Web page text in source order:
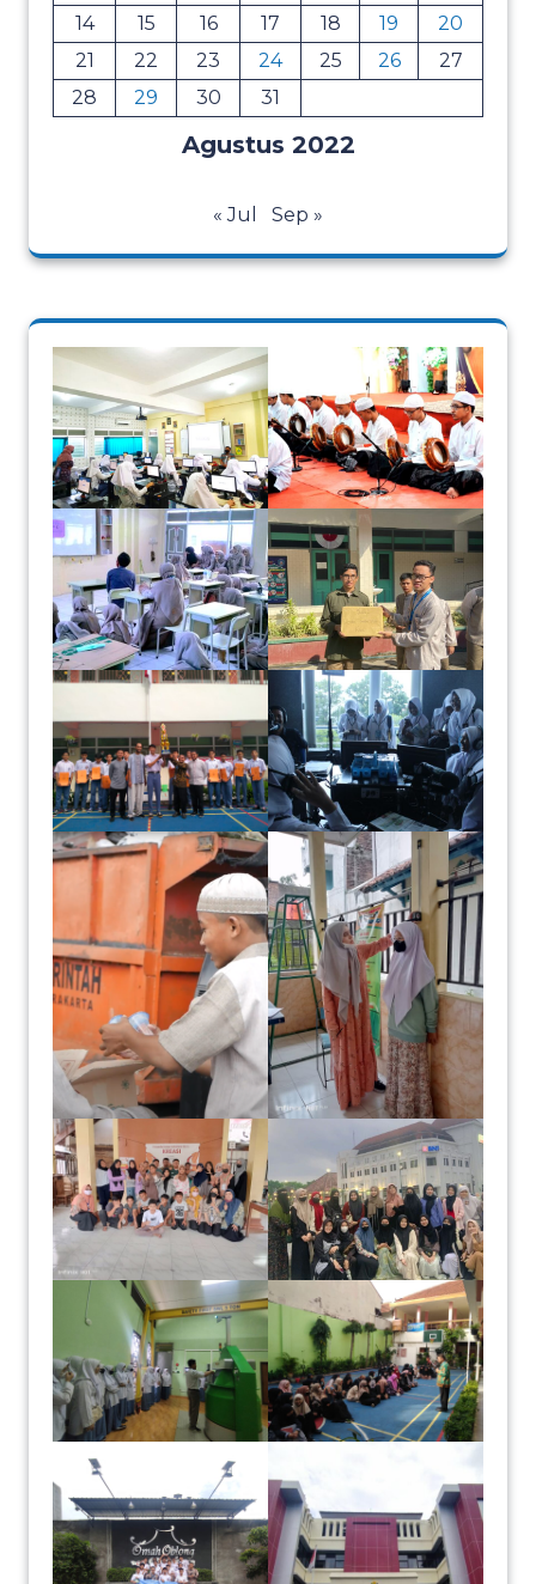
Agustus 2022
14
15 16 17 18 19
20
21
22 23 24 25 26
27
28
29 30 31
« Jul Sep »